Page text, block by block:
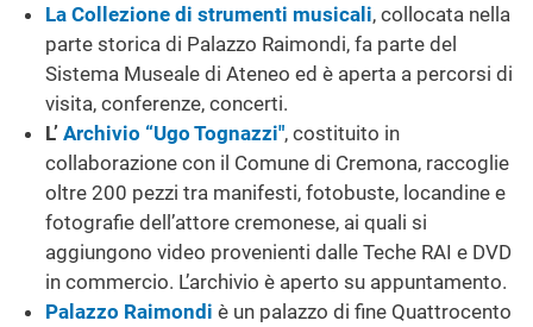
La Collezione di strumenti musicali, collocata nella
parte storica di Palazzo Raimondi, fa parte del
Sistema Museale di Ateneo ed è aperta a percorsi di
visita, conferenze, concerti.
L’ Archivio “Ugo Tognazzi", costituito in
collaborazione con il Comune di Cremona, raccoglie
oltre 200 pezzi tra manifesti, fotobuste, locandine e
fotografie dell’attore cremonese, ai quali si
aggiungono video provenienti dalle Teche RAI e DVD
in commercio. L’archivio è aperto su appuntamento.
Palazzo Raimondi è un palazzo di fine Quattrocento